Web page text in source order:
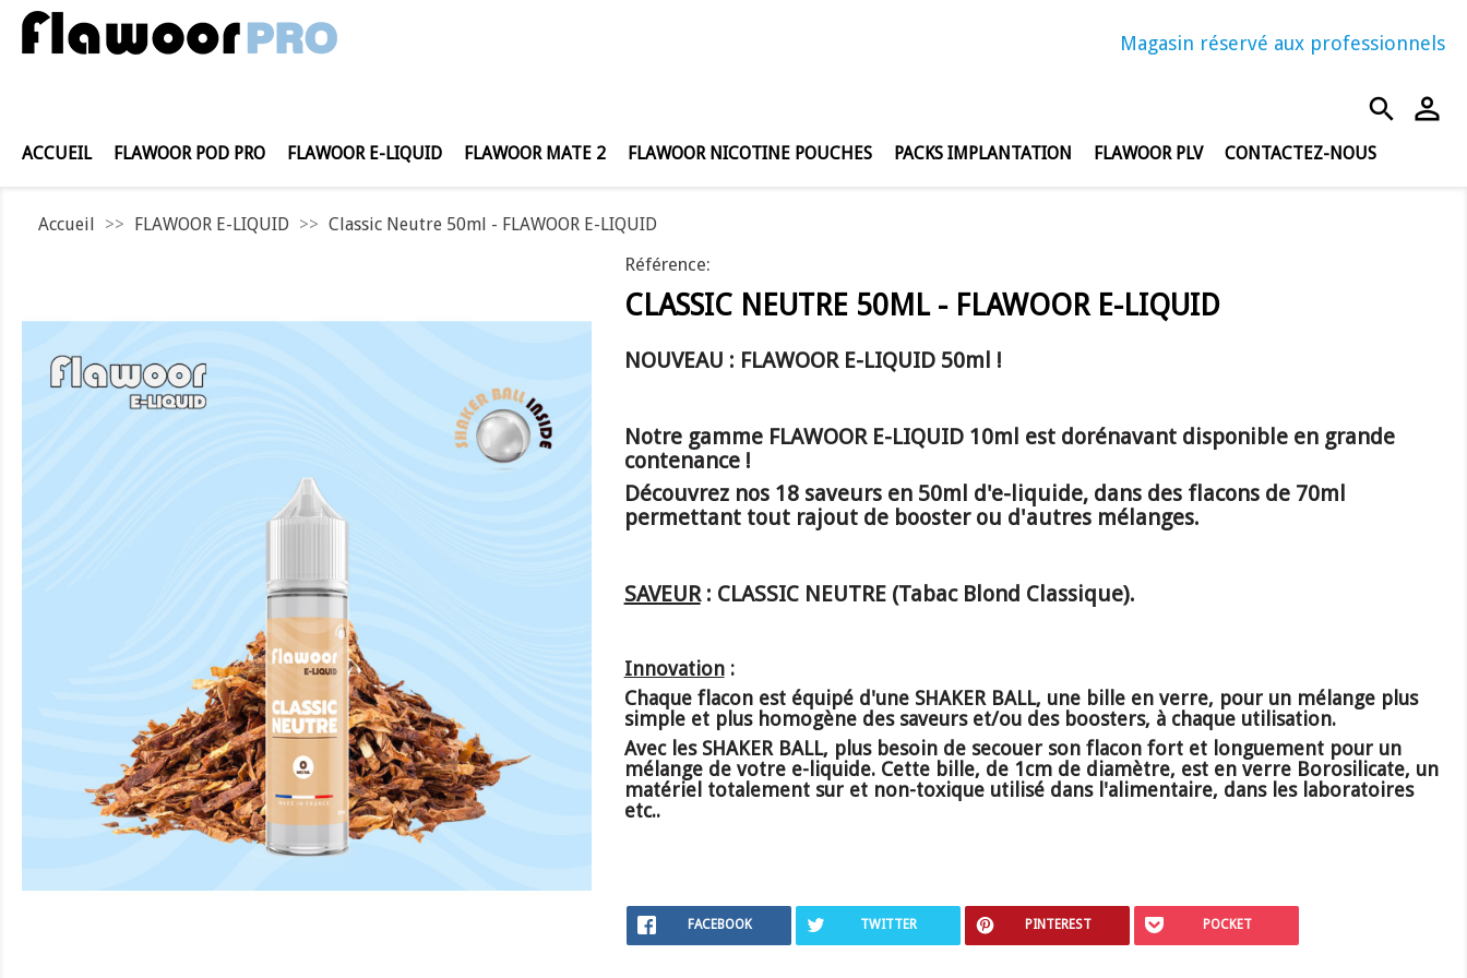
Magasin réservé aux professionnels
person_outline
search
ACCUEIL FLAWOOR POD PRO FLAWOOR E-LIQUID FLAWOOR MATE 2 FLAWOOR NICOTINE POUCHES PACKS IMPLANTATION FLAWOOR PLV CONTACTEZ-NOUS
Accueil FLAWOOR E-LIQUID Classic Neutre 50ml - FLAWOOR E-LIQUID
Référence:
CLASSIC NEUTRE 50ML - FLAWOOR E-LIQUID
NOUVEAU : FLAWOOR E-LIQUID 50ml !
Notre gamme FLAWOOR E-LIQUID 10ml est dorénavant disponible en grande
contenance !
Découvrez nos 18 saveurs en 50ml d'e-liquide, dans des flacons de 70ml
permettant tout rajout de booster ou d'autres mélanges.
SAVEUR: CLASSIC NEUTRE (Tabac Blond Classique).
Innovation:
Chaque flacon est équipé d'une SHAKER BALL, une bille en verre, pour un mélange plus
simple et plus homogène des saveurs et/ou des boosters, à chaque utilisation.
Avec les SHAKER BALL, plus besoin de secouer son flacon fort et longuement pour un
mélange de votre e-liquide. Cette bille, de 1cm de diamètre, est en verre Borosilicate, un
matériel totalement sur et non-toxique utilisé dans l'alimentaire, dans les laboratoires
etc..
FACEBOOK TWITTER PINTEREST POCKET